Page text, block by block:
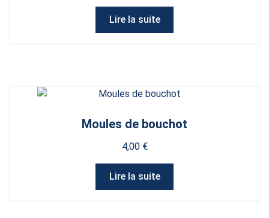
Lire la suite
Moules de bouchot
4,00 €
Lire la suite